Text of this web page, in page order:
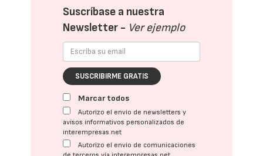
Suscríbase a nuestra
Newsletter - Ver ejemplo
SUSCRIBIRME GRATIS
Marcar todos
Autorizo el envío de newsletters y
avisos informativos personalizados de
interempresas.net
Autorizo el envío de comunicaciones